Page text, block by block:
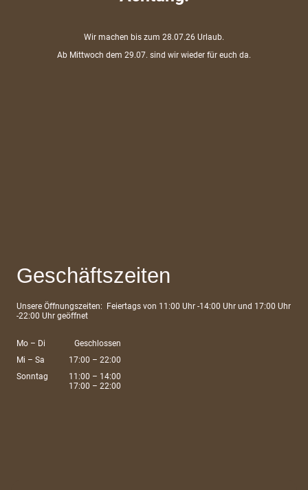
Wir machen bis zum 28.07.26 Urlaub.
Ab Mittwoch dem 29.07. sind wir wieder für euch da.
Geschäftszeiten
Unsere Öffnungszeiten: Feiertags von 11:00 Uhr -14:00 Uhr und 17:00 Uhr
-22:00 Uhr geöffnet
Mo – Di
Geschlossen
Mi – Sa 17:00 – 22:00
Sonntag
11:00 – 14:00
17:00 – 22:00